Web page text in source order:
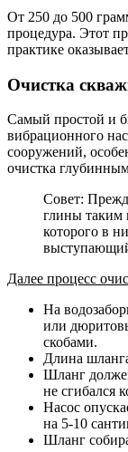
От 250 до 500
процедура. Этот
практике
Очистка
Самый простой и
вибрационного
сооружений,
очистка
Совет:
глины таким
которого в
Далее процесс
На
или
скобами.
Длина
Шланг
не сгибался
Насос
на 5-10
Шланг